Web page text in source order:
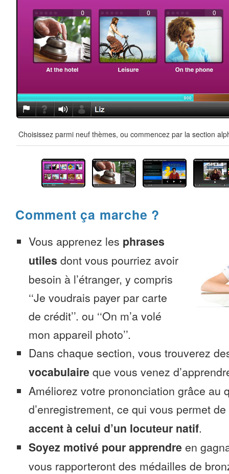
Choisissez parmi neuf thèmes, ou commencez par la section
Comment ça marche ?
Vous apprenez les phrases
utiles dont vous pourriez avoir
besoin à l’étranger, y compris
‘‘Je voudrais payer par carte
de crédit’’. ou ‘‘On m’a volé
mon appareil photo’’.
Dans chaque section, vous trouverez
vocabulaire que vous venez
Améliorez votre prononciation grâce au
d’enregistrement, ce qui vous permet de
accent à celui d’un locuteur natif.
Soyez motivé pour apprendre en
vous rapporteront des médailles de